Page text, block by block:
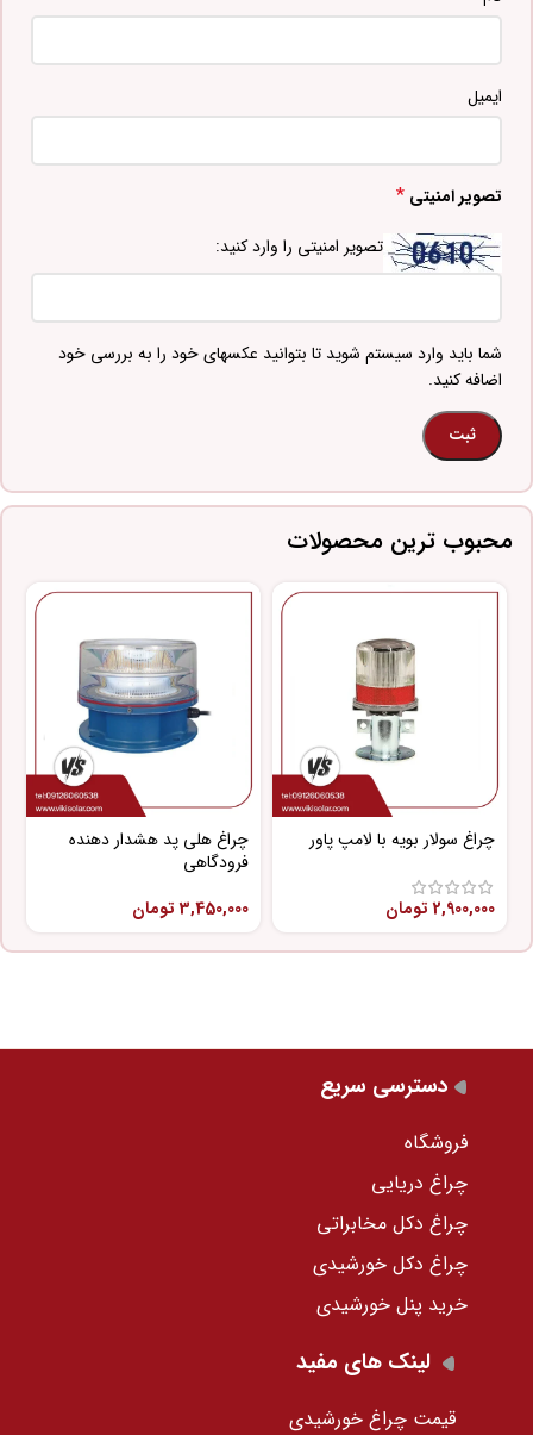
ایمیل
تصویر امنیتی *
تصویر امنیتی را وارد کنید:
شما باید وارد سیستم شوید تا بتوانید عکسهای خود را به بررسی خود
اضافه کنید.
محبوب ترین محصولات
چراغ سولار بویه با لامپ پاور
2,900,000 تومان
چراغ هلی پد هشدار دهنده
فرودگاهی
3,450,000 تومان
دسترسی سریع
فروشگاه
چراغ دریایی
چراغ دکل مخابراتی
چراغ دکل خورشیدی
خرید پنل خورشیدی
لینک های مفید
قیمت چراغ خورشیدی